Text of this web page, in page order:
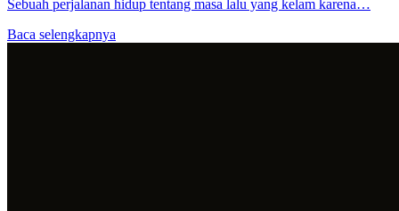
Sebuah perjalanan hidup tentang masa lalu yang kelam karena…
Baca selengkapnya